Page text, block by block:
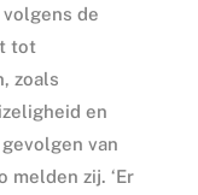
de
tot
zoals
en
van
melden zij. ‘Er